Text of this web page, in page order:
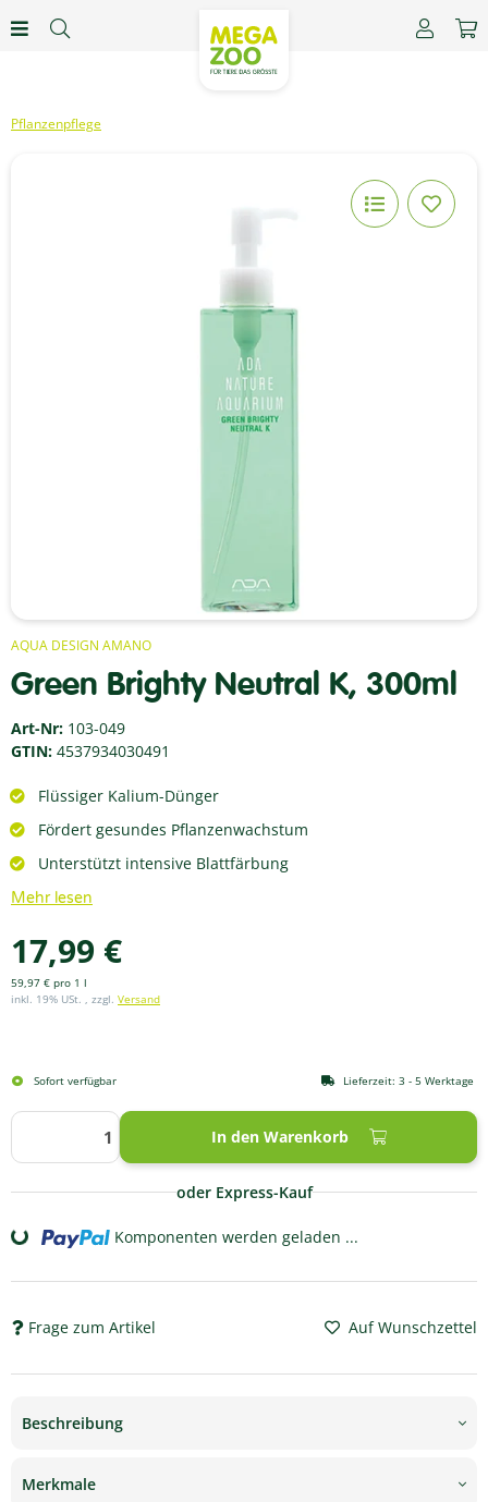
Pflanzenpflege
AQUA DESIGN AMANO
Green Brighty Neutral K, 300ml
Art-Nr: 103-049
GTIN: 4537934030491
Flüssiger Kalium-Dünger
Fördert gesundes Pflanzenwachstum
Unterstützt intensive Blattfärbung
Mehr lesen
17,99 €
59,97 € pro 1 l
inkl. 19% USt. , zzgl. Versand
In den Warenkorb
Sofort verfügbar Lieferzeit: 3 - 5 Werktage
oder Express-Kauf
Loading... Komponenten werden geladen ...
Frage zum Artikel Auf Wunschzettel
Beschreibung
Merkmale